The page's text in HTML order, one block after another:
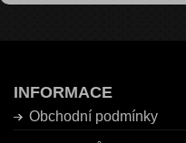
INFORMACE
Obchodní podmínky